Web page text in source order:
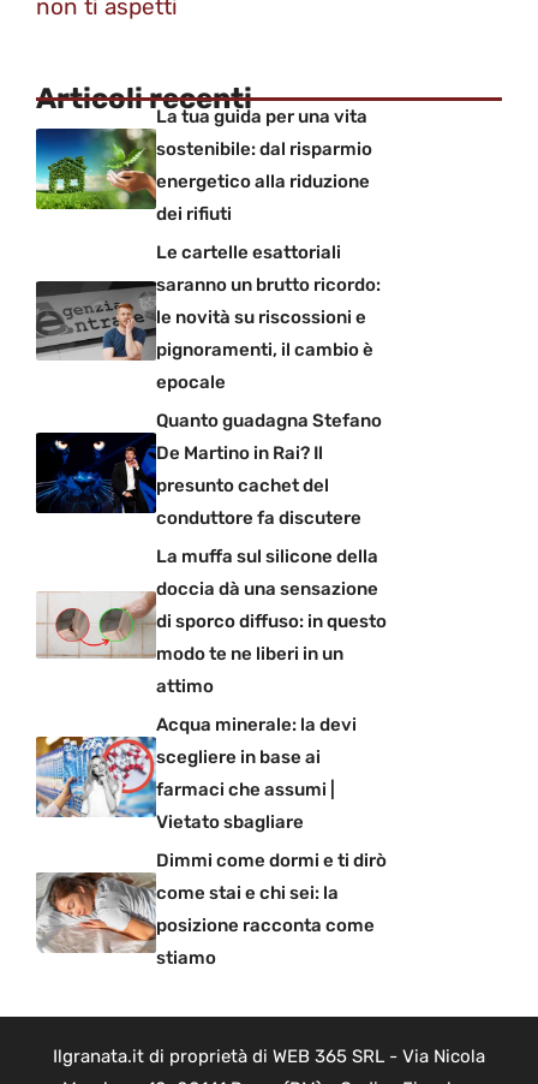
non ti aspetti
Articoli recenti
La tua guida per una vita
sostenibile: dal risparmio
energetico alla riduzione
dei rifiuti
Le cartelle esattoriali
saranno un brutto ricordo:
le novità su riscossioni e
pignoramenti, il cambio è
epocale
Quanto guadagna Stefano
De Martino in Rai? Il
presunto cachet del
conduttore fa discutere
La muffa sul silicone della
doccia dà una sensazione
di sporco diffuso: in questo
modo te ne liberi in un
attimo
Acqua minerale: la devi
scegliere in base ai
farmaci che assumi |
Vietato sbagliare
Dimmi come dormi e ti dirò
come stai e chi sei: la
posizione racconta come
stiamo
Ilgranata.it di proprietà di WEB 365 SRL - Via Nicola